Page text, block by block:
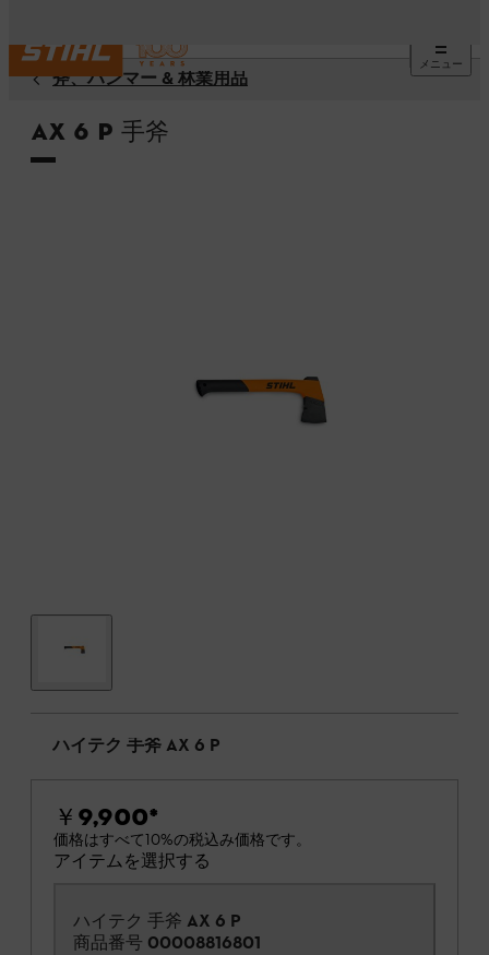
メニュー
斧、ハンマー & 林業用品
AX 6 P 手斧
ハイテク 手斧 AX 6 P
￥9,900*
価格はすべて10%の税込み価格です。
アイテムを選択する
ハイテク 手斧 AX 6 P
商品番号 00008816801